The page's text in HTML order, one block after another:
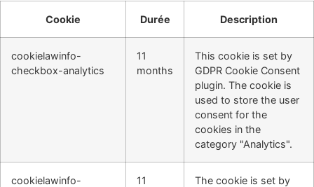
Cookie Durée Description
cookielawinfo-
checkbox-analytics
11
months
This cookie is set by
GDPR Cookie Consent
plugin. The cookie is
used to store the user
consent for the
cookies in the
category "Analytics".
cookielawinfo-
11
The cookie is set by